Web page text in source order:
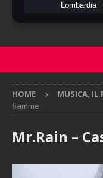
Lombardia
HOME MUSICA, IL
fiamme
Mr.Rain –